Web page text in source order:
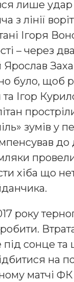
лише удар
з лінії
Ігоря
– через два
було, щоб
Ігор
зумів у
до
хіба що
року
під сонце та
на
матчі ФК